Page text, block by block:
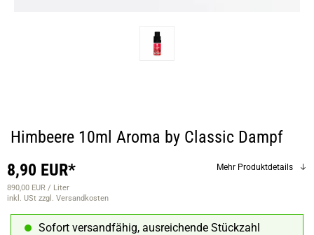
Himbeere 10ml Aroma by Classic Dampf
8,90 EUR*
890,00 EUR / Liter
inkl. USt zzgl. Versandkosten
Mehr Produktdetails
Sofort versandfähig, ausreichende Stückzahl